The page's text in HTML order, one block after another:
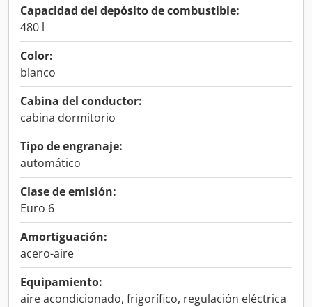
Capacidad del depósito de combustible:
480 l
Color:
blanco
Cabina del conductor:
cabina dormitorio
Tipo de engranaje:
automático
Clase de emisión:
Euro 6
Amortiguación:
acero-aire
Equipamiento:
aire acondicionado, frigorífico, regulación eléctrica